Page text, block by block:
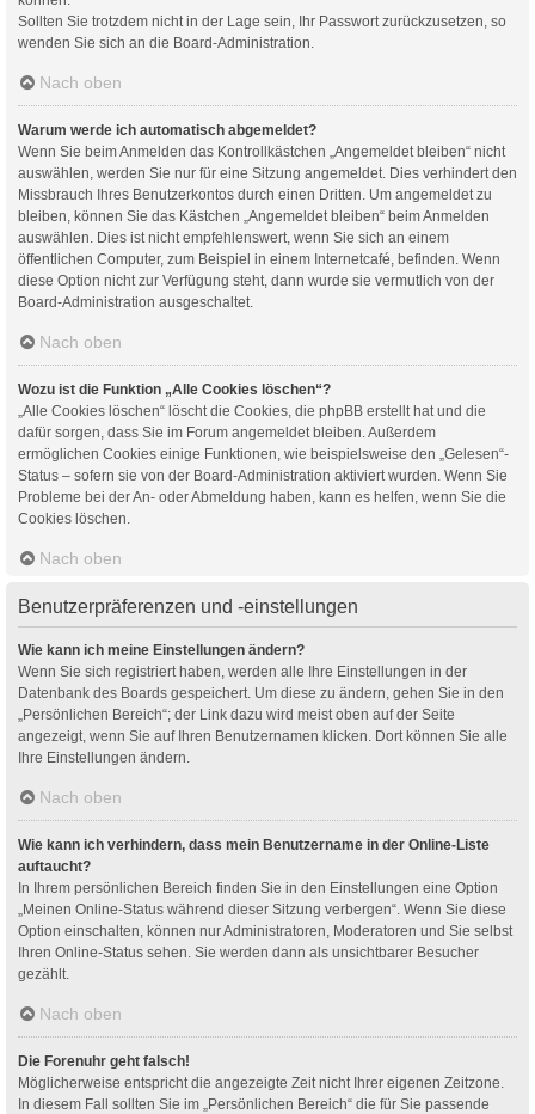
Sollten Sie trotzdem nicht in der Lage sein, Ihr Passwort zurückzusetzen, so
wenden Sie sich an die Board-Administration.
Nach oben
Warum werde ich automatisch abgemeldet?
Wenn Sie beim Anmelden das Kontrollkästchen „Angemeldet bleiben“ nicht
auswählen, werden Sie nur für eine Sitzung angemeldet. Dies verhindert den
Missbrauch Ihres Benutzerkontos durch einen Dritten. Um angemeldet zu
bleiben, können Sie das Kästchen „Angemeldet bleiben“ beim Anmelden
auswählen. Dies ist nicht empfehlenswert, wenn Sie sich an einem
öffentlichen Computer, zum Beispiel in einem Internetcafé, befinden. Wenn
diese Option nicht zur Verfügung steht, dann wurde sie vermutlich von der
Board-Administration ausgeschaltet.
Nach oben
Wozu ist die Funktion „Alle Cookies löschen“?
„Alle Cookies löschen“ löscht die Cookies, die phpBB erstellt hat und die
dafür sorgen, dass Sie im Forum angemeldet bleiben. Außerdem
ermöglichen Cookies einige Funktionen, wie beispielsweise den „Gelesen“-
Status – sofern sie von der Board-Administration aktiviert wurden. Wenn Sie
Probleme bei der An- oder Abmeldung haben, kann es helfen, wenn Sie die
Cookies löschen.
Nach oben
Benutzerpräferenzen und -einstellungen
Wie kann ich meine Einstellungen ändern?
Wenn Sie sich registriert haben, werden alle Ihre Einstellungen in der
Datenbank des Boards gespeichert. Um diese zu ändern, gehen Sie in den
„Persönlichen Bereich“; der Link dazu wird meist oben auf der Seite
angezeigt, wenn Sie auf Ihren Benutzernamen klicken. Dort können Sie alle
Ihre Einstellungen ändern.
Nach oben
Wie kann ich verhindern, dass mein Benutzername in der Online-Liste
auftaucht?
In Ihrem persönlichen Bereich finden Sie in den Einstellungen eine Option
„Meinen Online-Status während dieser Sitzung verbergen“. Wenn Sie diese
Option einschalten, können nur Administratoren, Moderatoren und Sie selbst
Ihren Online-Status sehen. Sie werden dann als unsichtbarer Besucher
gezählt.
Nach oben
Die Forenuhr geht falsch!
Möglicherweise entspricht die angezeigte Zeit nicht Ihrer eigenen Zeitzone.
In diesem Fall sollten Sie im „Persönlichen Bereich“ die für Sie passende